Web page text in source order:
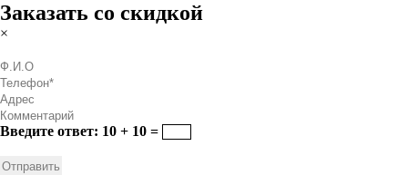
Заказать со скидкой
×
Введите ответ: 10 + 10 =